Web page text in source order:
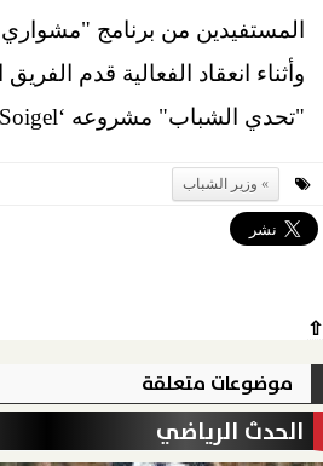
المستفيدين من برنامج
وأثناء انعقاد الفعالية قدم
"تحدي الشباب" مشروعه ‘Soigel’
وزير الشباب
⇧
موضوعات متعلقة
الحدث الرياضي